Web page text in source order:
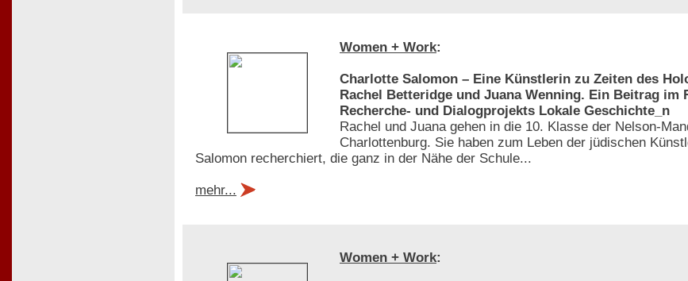
Women + Work:
Charlotte Salomon – Eine Künstlerin zu Zeiten des
Rachel Betteridge und Juana Wenning. Ein Beitrag im
Recherche- und Dialogprojekts Lokale Geschichte_n
Rachel und Juana gehen in die 10. Klasse der Nelson-
Charlottenburg. Sie haben zum Leben der jüdischen
Salomon recherchiert, die ganz in der Nähe der Schule...
mehr...
Women + Work: